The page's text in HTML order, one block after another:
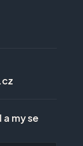
my se